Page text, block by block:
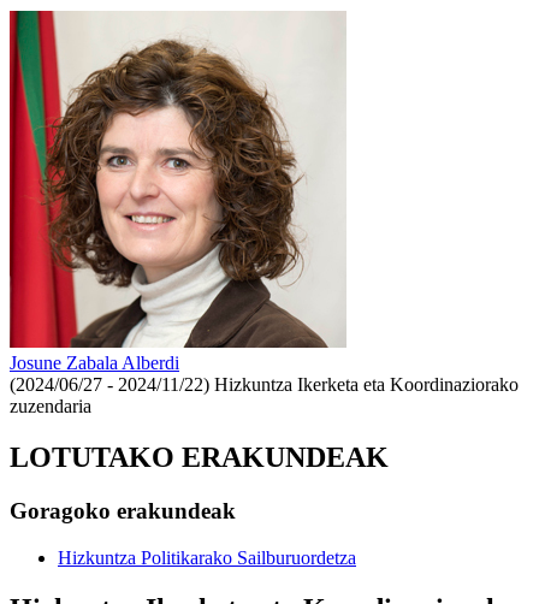
Josune Zabala Alberdi
(2024/06/27 - 2024/11/22) Hizkuntza Ikerketa eta Koordinaziorako
zuzendaria
LOTUTAKO ERAKUNDEAK
Goragoko erakundeak
Hizkuntza Politikarako Sailburuordetza